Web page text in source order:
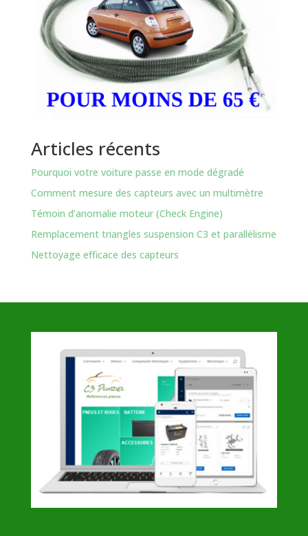
Articles récents
Pourquoi votre voiture passe en mode dégradé
Comment mesure des capteurs avec un multimètre
Témoin d’anomalie moteur (Check Engine)
Remplacement triangles suspension C3 et parallélisme
Nettoyage efficace des capteurs